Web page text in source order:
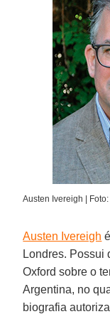
Austen Ivereigh |
Austen Ivereigh
Londres. Possui
Oxford sobre o
Argentina, no
biografia